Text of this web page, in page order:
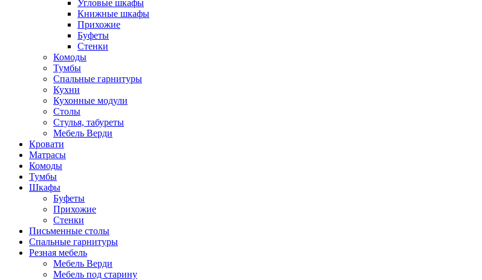
Угловые шкафы
Книжные шкафы
Прихожие
Буфеты
Стенки
Комоды
Тумбы
Спальные гарнитуры
Кухни
Кухонные модули
Столы
Стулья, табуреты
Мебель Верди
Кровати
Матрасы
Комоды
Тумбы
Шкафы
Буфеты
Прихожие
Стенки
Письменные столы
Спальные гарнитуры
Резная мебель
Мебель Верди
Мебель под старину